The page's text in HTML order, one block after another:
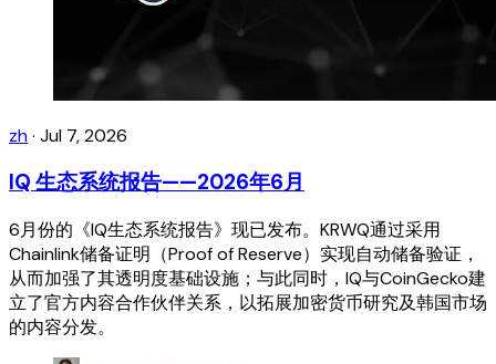
zh· Jul 7, 2026
IQ 生态系统报告——2026年6月
6月份的《IQ生态系统报告》现已发布。KRWQ通过采用
Chainlink储备证明（Proof of Reserve）实现自动储备验证，
从而加强了其透明度基础设施；与此同时，IQ与CoinGecko建
立了官方内容合作伙伴关系，以拓展加密货币研究及韩国市场
的内容分发。